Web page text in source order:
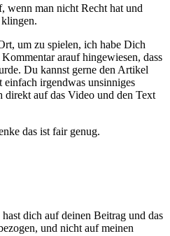
wenn man nicht Recht hat und
um zu spielen, ich habe Dich
arauf hingewiesen, dass
Du kannst gerne den Artikel
einfach irgendwas unsinniges
direkt auf das Video und den Text
das ist fair genug.
dich auf deinen Beitrag und das
und nicht auf meinen